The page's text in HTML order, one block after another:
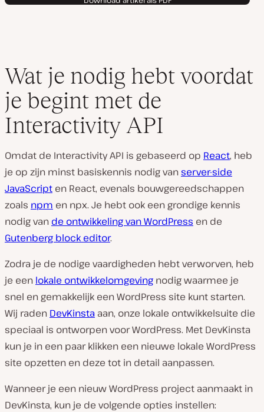
Wat je nodig hebt voordat
je begint met de
Interactivity API
Omdat de Interactivity API is gebaseerd op React, heb
je op zijn minst basiskennis nodig vanserver-side
JavaScript en React, evenals bouwgereedschappen
zoals npm en npx. Je hebt ook een grondige kennis
nodig van de ontwikkeling van WordPress en de
Gutenberg block editor.
Zodra je de nodige vaardigheden hebt verworven, heb
je een lokale ontwikkelomgeving nodig waarmee je
snel en gemakkelijk een WordPress site kunt starten.
Wij raden DevKinsta aan, onze lokale ontwikkelsuite die
speciaal is ontworpen voor WordPress. Met DevKinsta
kun je in een paar klikken een nieuwe lokale WordPress
site opzetten en deze tot in detail aanpassen.
Wanneer je een nieuw WordPress project aanmaakt in
DevKinsta, kun je de volgende opties instellen: